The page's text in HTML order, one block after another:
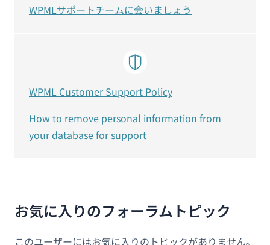
お気に入りのフォーラムトピック
このユーザーにはお気に入りのトピックがありません。
WPMLサポートチームに会いましょう
WPML Customer Support Policy
How to remove personal information from
your database for support